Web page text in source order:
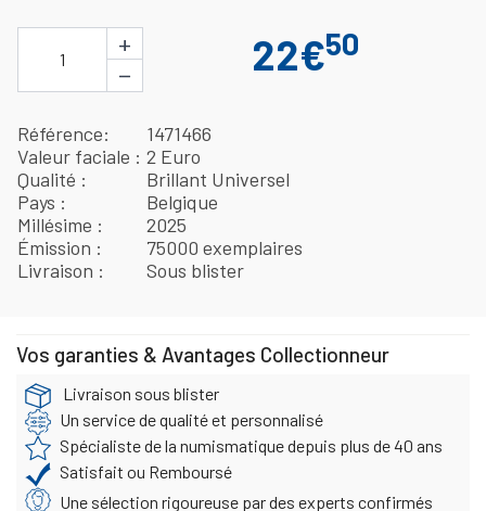
1
+
−
22€50
Référence
1471466
Valeur faciale
2 Euro
Qualité
Brillant Universel
Pays
Belgique
Millésime
2025
Émission
75000 exemplaires
Livraison
Sous blister
Vos garanties & Avantages Collectionneur
Livraison sous blister
Un service de qualité et personnalisé
Spécialiste de la numismatique depuis plus de 40 ans
Satisfait ou Remboursé
Une sélection rigoureuse par des experts confirmés